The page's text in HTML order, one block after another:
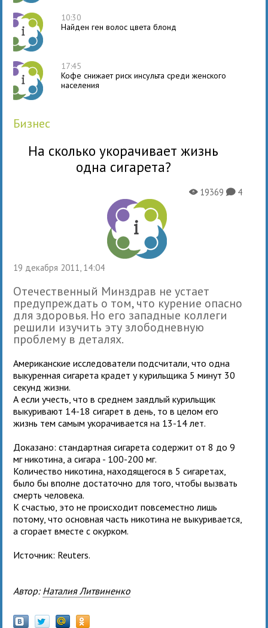
10:30
Найден ген волос цвета блонд
17:45
Кофе снижает риск инсульта среди женского
населения
бизнес
На сколько укорачивает жизнь
одна сигарета?
19 декабря 2011, 14:04
X19369K4
Отечественный Минздрав не устает
предупреждать о том, что курение опасно
для здоровья. Но его западные коллеги
решили изучить эту злободневную
проблему в деталях.
Американские исследователи подсчитали, что одна
выкуренная сигарета крадет у курильщика 5 минут 30
секунд жизни.
А если учесть, что в среднем заядлый курильщик
выкуривают 14-18 сигарет в день, то в целом его
жизнь тем самым укорачивается на 13-14 лет.
Доказано: стандартная сигарета содержит от 8 до 9
мг никотина, а сигара - 100-200 мг.
Количество никотина, находящегося в 5 сигаретах,
было бы вполне достаточно для того, чтобы вызвать
смерть человека.
К счастью, это не происходит повсеместно лишь
потому, что основная часть никотина не выкуривается,
а сгорает вместе с окурком.
Источник: Reuters.
Автор: Наталия Литвиненко